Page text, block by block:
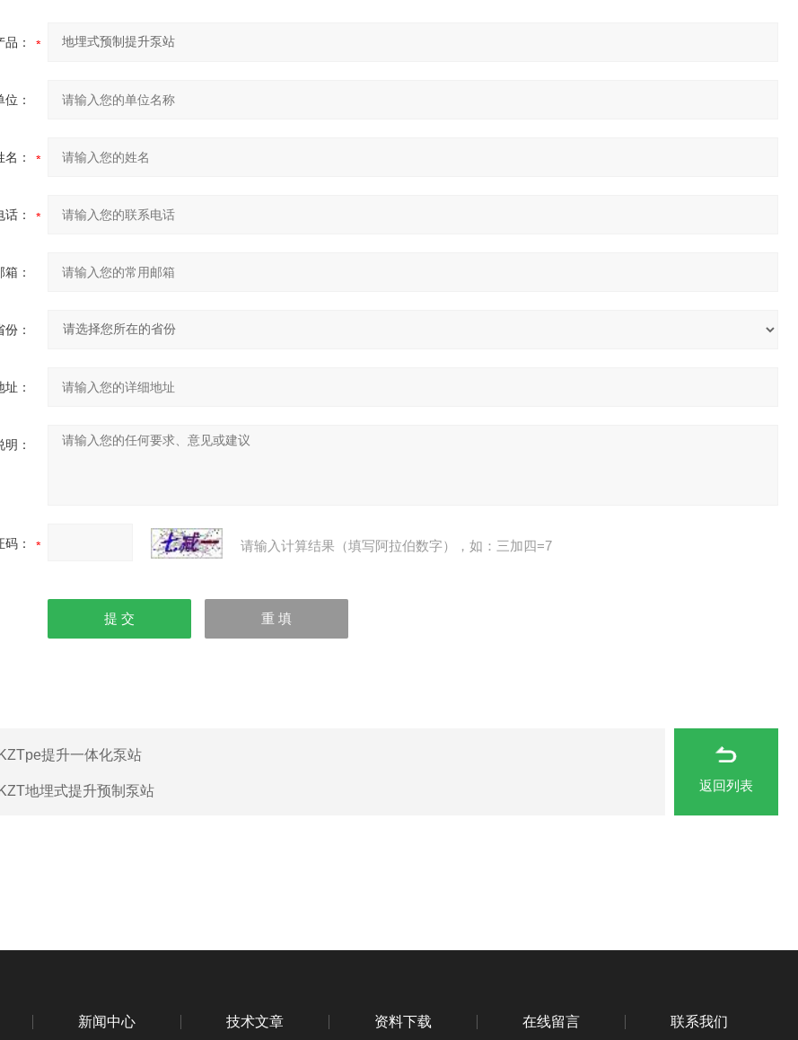
品：
：
：
：
：
份：
：
：
码： 请输入计算结果（填写阿拉伯数字），如：三加四=7
提升一体化泵站
地埋式提升预制泵站 返回列表
新闻中心 技术文章 资料下载 在线留言 联系我们